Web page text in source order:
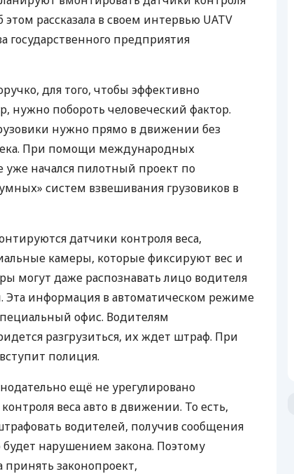
ЕЖЕМЕСЯЧНЫЙ ОБЗОР
КЕШБЭКА
этом рассказала в своем интервью UATV
государственного предприятия
для того, чтобы эффективно
нужно побороть человеческий фактор.
нужно прямо в движении без
При помощи международных
уже начался пилотный проект по
систем взвешивания грузовиков в
датчики контроля веса,
камеры, которые фиксируют вес и
могут даже распознавать лицо водителя
Эта информация в автоматическом режиме
офис. Водителям
разгрузиться, их ждет штраф. При
полиция.
ещё не урегулировано
веса авто в движении. То есть,
водителей, получив сообщения
будет нарушением закона. Поэтому
законопроект,